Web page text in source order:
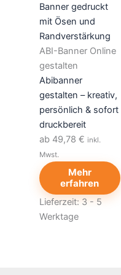
ABI-Banner Online
gestalten
Abibanner
gestalten – kreativ,
persönlich & sofort
druckbereit
ab 49,78 € inkl.
Mwst.
Mehr
erfahren
Lieferzeit: 3 - 5
Werktage
Die
Optionen
können
auf
der
Produktseite
gewählt
werden